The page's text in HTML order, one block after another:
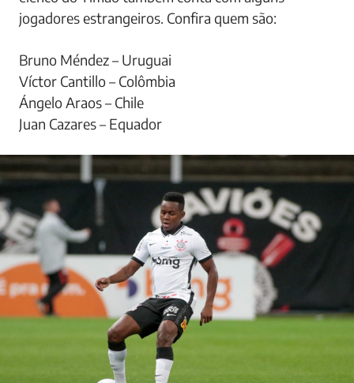
jogadores estrangeiros. Confira quem são:
Bruno Méndez – Uruguai
Víctor Cantillo – Colômbia
Ángelo Araos – Chile
Juan Cazares – Equador